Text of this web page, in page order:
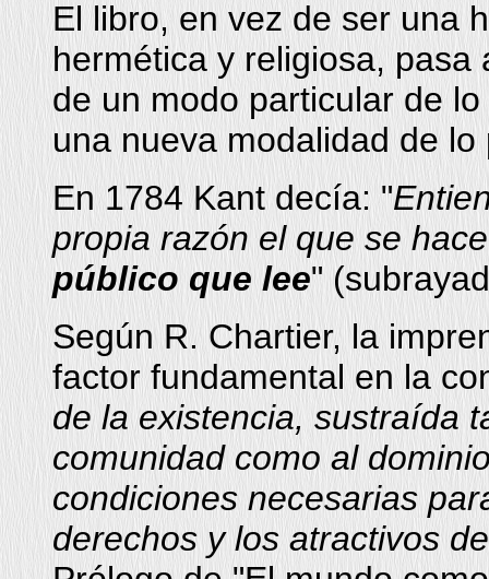
El libro, en vez de ser una
hermética y religiosa,
de un modo particular de
una nueva modalidad de lo
En 1784 Kant decía: "
propia razón el que se
público que lee"
Según R. Chartier, la
factor fundamental en la
de la existencia, sustraída
comunidad como al
condiciones necesarias
derechos y los atractivos